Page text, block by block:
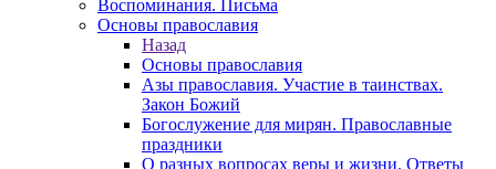
Воспоминания. Письма
Основы православия
Назад
Основы православия
Азы православия. Участие в таинствах.
Закон Божий
Богослужение для мирян. Православные
праздники
О разных вопросах веры и жизни. Ответы